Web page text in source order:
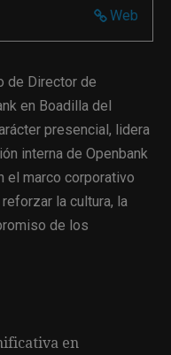
Web
de Director de
en Boadilla del
presencial, lidera
interna de Openbank
el marco corporativo
la cultura, la
de los
en